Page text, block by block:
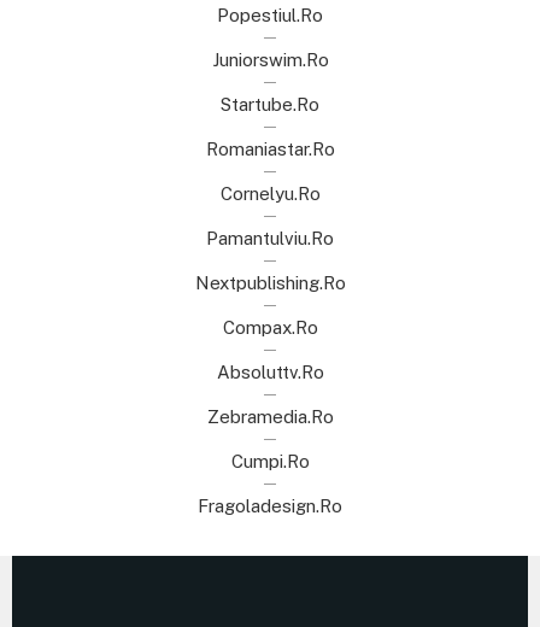
Popestiul.ro
Juniorswim.ro
Startube.ro
Romaniastar.ro
Cornelyu.ro
Pamantulviu.ro
Nextpublishing.ro
Compax.ro
Absoluttv.ro
Zebramedia.ro
Cumpi.ro
Fragoladesign.ro